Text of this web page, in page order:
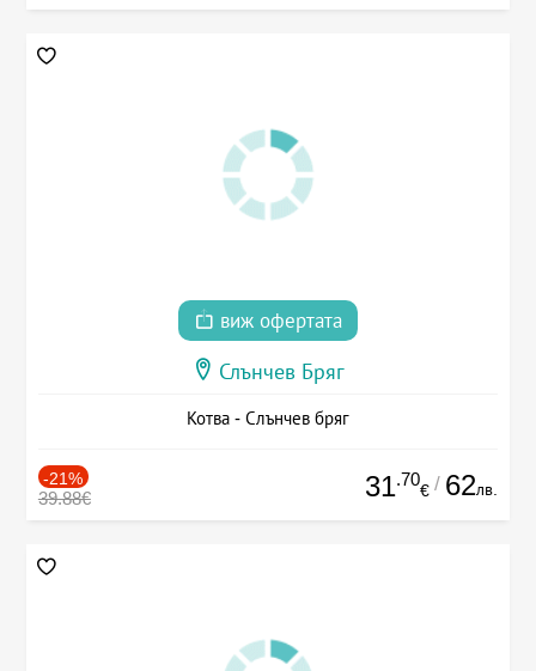
виж офертата
Слънчев Бряг
Котва - Слънчев бряг
-21%
39.88€ 31.70
€ / 62лв.